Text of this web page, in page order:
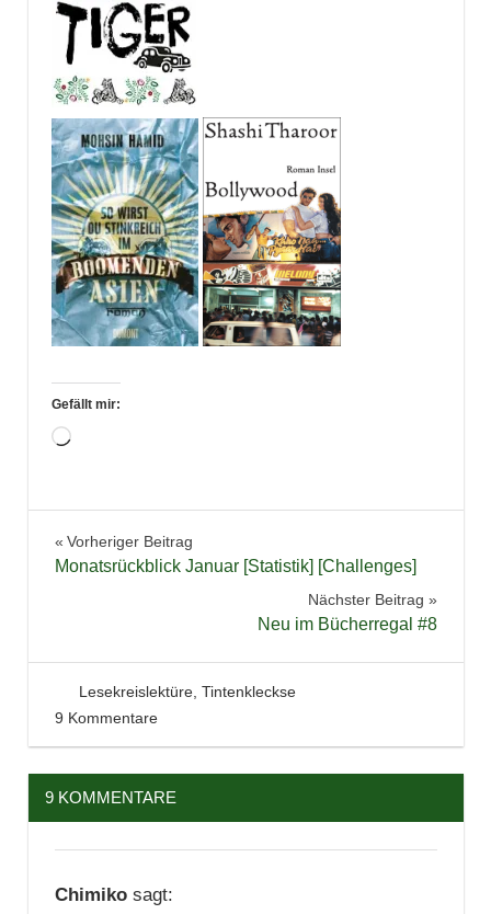
Gefällt mir:
Wird
Beitragsnavigation
Vorheriger Beitrag
Monatsrückblick Januar [Statistik] [Challenges]
Nächster Beitrag
Neu im Bücherregal #8
4. Februar 2014
Tintenhain
Lesekreislektüre ,Tintenkleckse
9 Kommentare
9 KOMMENTARE
Chimiko sagt: